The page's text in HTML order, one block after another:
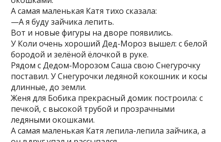
А самая маленькая Катя тихо сказала:
—А я буду зайчика лепить.
Вот и новые фигуры на дворе появились.
У Коли очень хороший Дед-Мороз вышел: с белой
бородой и зелёной ёлочкой в руке.
Рядом с Дедом-Морозом Саша свою Снегурочку
поставил. У Снегурочки ледяной кокошник и косы
длинные, до земли.
Женя для Бобика прекрасный домик построила: с
печкой, с высокой трубой и прозрачными
ледяными окошками.
А самая маленькая Катя лепила-лепила зайчика, а